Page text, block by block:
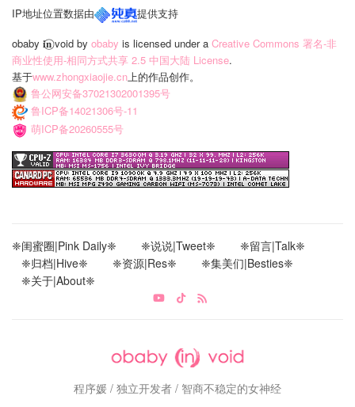
IP地址位置数据由
提供支持
obaby 𝐢‍𝐧⃝ void by obaby is licensed under a Creative Commons 署名-非
商业性使用-相同方式共享 2.5 中国大陆 License.
基于www.zhongxiaojie.cn上的作品创作。
鲁公网安备37021302001395号
鲁ICP备14021306号-11
萌ICP备20260555号
❈闺蜜圈|Pink Daily❈ ❈说说|Tweet❈
❈留言|Talk❈
❈归档|Hive❈
❈资源|Res❈
❈集美们|Besties❈
❈关于|About❈
程序媛 / 独立开发者 / 智商不稳定的女神经